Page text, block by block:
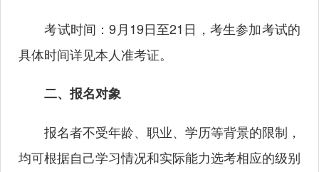
考试时间：9月19日至21日，考生参加考试的
具体时间详见本人准考证。
二、报名对象
报名者不受年龄、职业、学历等背景的限制，
均可根据自己学习情况和实际能力选考相应的级别